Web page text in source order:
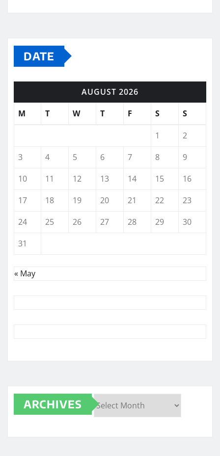
DATE
AUGUST 2026
M
T W T F S S
1
2
3
4 5 6 7 8
9
10
11 12 13 14 15
16
17
18 19 20 21 22
23
24
25 26 27 28 29
30
31
« May
ARCHIVES